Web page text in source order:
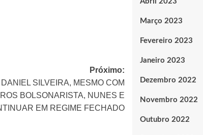
Próximo:
SILVEIRA, MESMO COM
BOLSONARISTA, NUNES E
EM REGIME FECHADO
Março 2023
Fevereiro 2023
Janeiro 2023
Dezembro 2022
Novembro 2022
Outubro 2022